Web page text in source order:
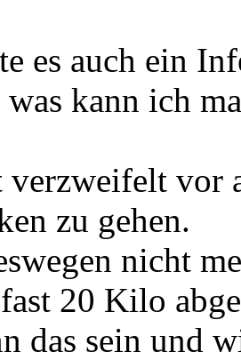
es auch ein
kann ich
verzweifelt vor
zu gehen.
nicht
20 Kilo
das sein und